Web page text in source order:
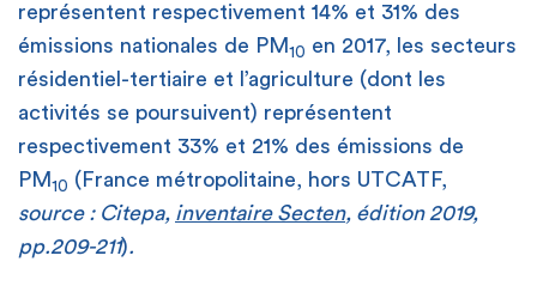
représentent respectivement 14% et 31% des
émissions nationales de PM 10 en 2017, les secteurs
résidentiel-tertiaire et l’agriculture (dont les
activités se poursuivent) représentent
respectivement 33% et 21% des émissions de
PM 10 (France métropolitaine, hors UTCATF,
source : Citepa, inventaire Secten, édition 2019,
pp.209-211).